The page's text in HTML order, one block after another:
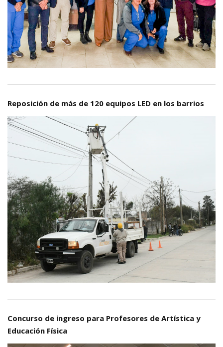
Reposición de más de 120 equipos LED en los barrios
Concurso de ingreso para Profesores de Artística y
Educación Física